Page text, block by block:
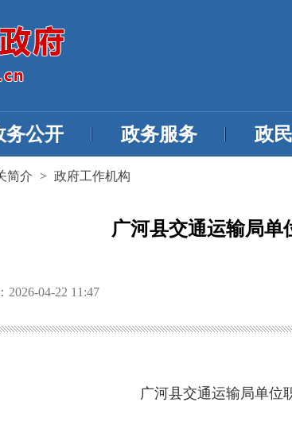
务公开 政务服务 政
简介 > 政府工作机构
广河县交通运输局单
2026-04-22 11:47
广河县交通运输局单位